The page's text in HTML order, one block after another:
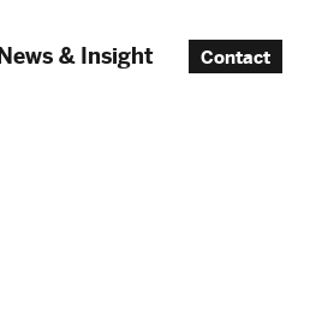
News & Insight Contact